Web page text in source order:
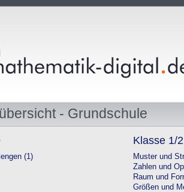
- Grundschule
(1)
Klasse 1/2
Muster und
Zahlen und
Raum und
Größen und